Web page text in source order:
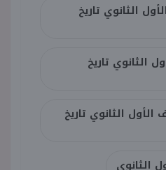
الثانوي تاريخ
الثانوي تاريخ
الثانوي تاريخ
الثانوي